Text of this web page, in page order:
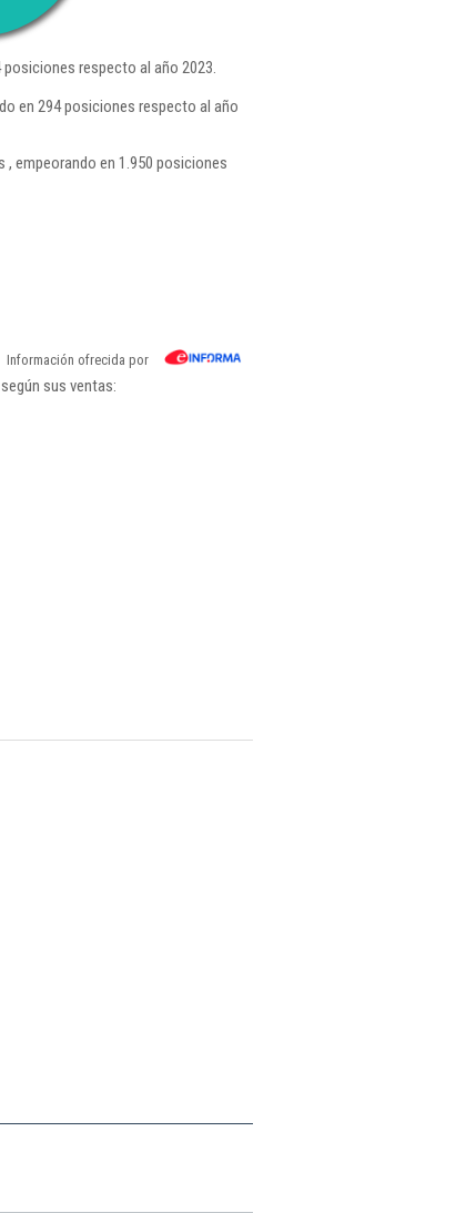
respecto al año 2023.
en 294 posiciones respecto al año
, empeorando en 1.950 posiciones
Información ofrecida por
sus ventas: